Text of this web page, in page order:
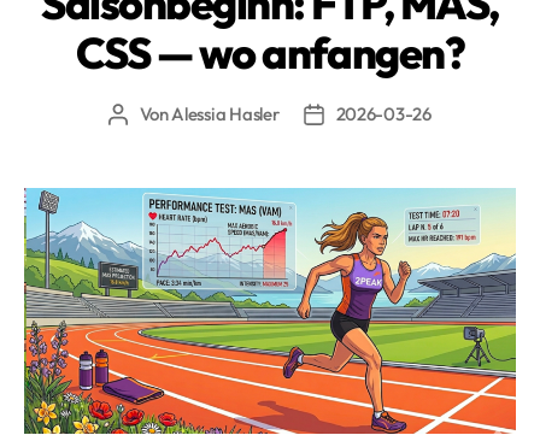
Ausdauersport»
CSS — wo anfangen?
Beitragsautor
VonAlessia Hasler Beitragsdatum
2026-03-26